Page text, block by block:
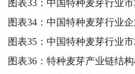
图表33：中国特种麦芽行业
图表34：中国特种麦芽行业
图表35：中国特种麦芽行业
图表36：特种麦芽产业链结